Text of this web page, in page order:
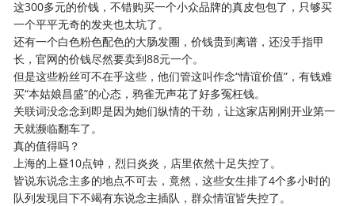
这300多元的价钱，不错购买一个小众品牌的真皮包包了，只够买
一个平平无奇的发夹也太坑了。
还有一个白色粉色配色的大肠发圈，价钱贵到离谱，还没手指甲
长，官网的价钱尽然要卖到88元一个。
但是这些粉丝可不在乎这些，他们管这叫作念“情谊价值”，有钱难
买“本姑娘昌盛”的心态，鸦雀无声花了好多冤枉钱。
关联词没念念到即是因为她们纵情的干劲，让这家店刚刚开业第一
天就濒临翻车了。
真的值得吗？
上海的上昼10点钟，烈日炎炎，店里依然十足失控了。
皆说东说念主多的地点不可去，竟然，这些女生排了4个多小时的
队列发现目下不竭有东说念主插队，群众情谊皆失控了。